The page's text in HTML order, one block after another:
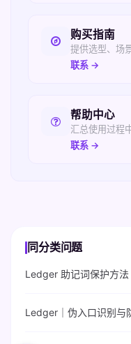
购买指南
提供选型、场
联系 →
帮助中心
汇总使用过程
联系 →
同分类问题
Ledger 助记词保护方
Ledger｜伪入口识别与